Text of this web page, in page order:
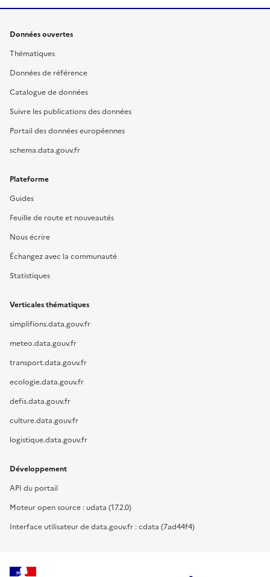
Données ouvertes
Thématiques
Données de référence
Catalogue de données
Suivre les publications des données
Portail des données européennes
schema.data.gouv.fr
Plateforme
Guides
Feuille de route et nouveautés
Nous écrire
Échangez avec la communauté
Statistiques
Verticales thématiques
simplifions.data.gouv.fr
meteo.data.gouv.fr
transport.data.gouv.fr
ecologie.data.gouv.fr
defis.data.gouv.fr
culture.data.gouv.fr
logistique.data.gouv.fr
Développement
API du portail
Moteur open source : udata (17.2.0)
Interface utilisateur de data.gouv.fr : cdata (7ad44f4)